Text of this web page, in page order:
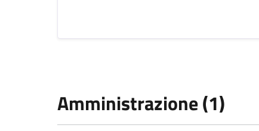
Amministrazione (1)